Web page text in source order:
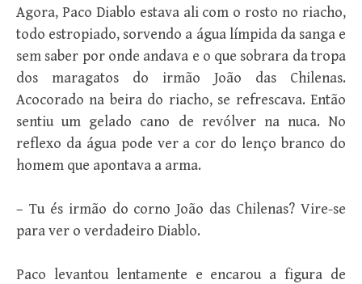
Agora, Paco Diablo estava ali com o rosto no riacho,
todo estropiado, sorvendo a água límpida da sanga e
sem saber por onde andava e o que sobrara da tropa
dos maragatos do irmão João das Chilenas.
Acocorado na beira do riacho, se refrescava. Então
sentiu um gelado cano de revólver na nuca. No
reflexo da água pode ver a cor do lenço branco do
homem que apontava a arma.
– Tu és irmão do corno João das Chilenas? Vire-se
para ver o verdadeiro Diablo.
Paco levantou lentamente e encarou a figura de